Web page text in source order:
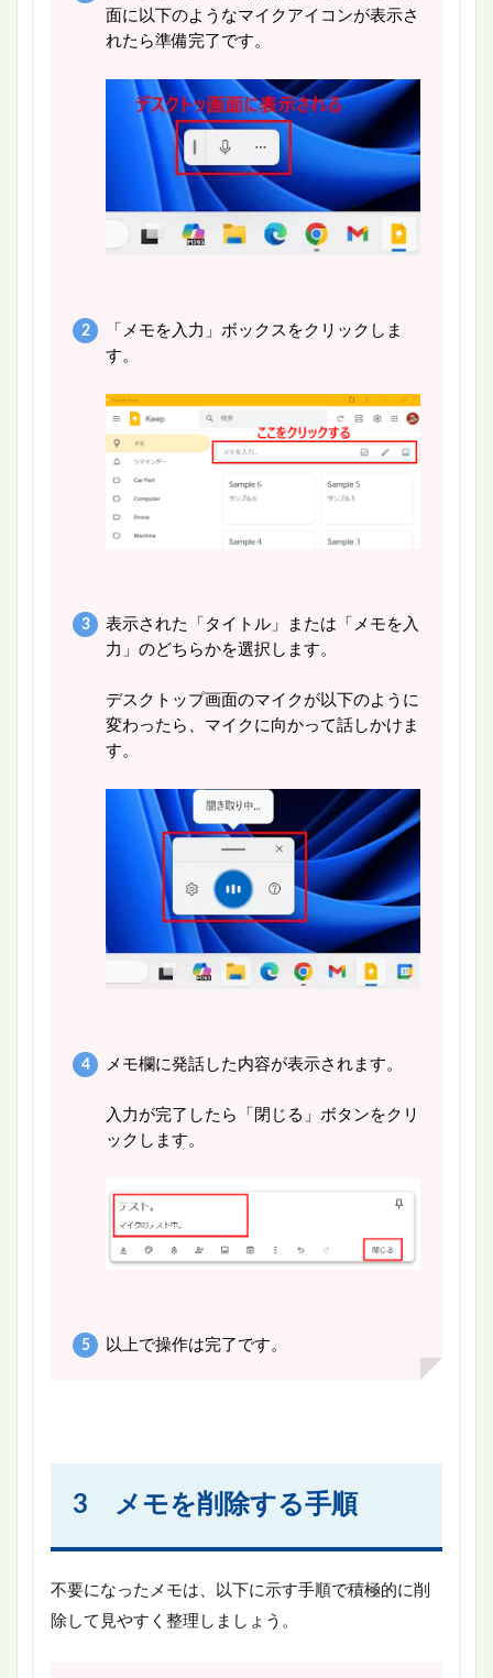
面に以下のようなマイクアイコンが表示さ
れたら準備完了です。
「メモを入力」ボックスをクリックしま
す。
表示された「タイトル」または「メモを入
力」のどちらかを選択します。
デスクトップ画面のマイクが以下のように
変わったら、マイクに向かって話しかけま
す。
メモ欄に発話した内容が表示されます。
入力が完了したら「閉じる」ボタンをクリ
ックします。
以上で操作は完了です。
3 メモを削除する手順
不要になったメモは、以下に示す手順で積極的に削
除して見やすく整理しましょう。